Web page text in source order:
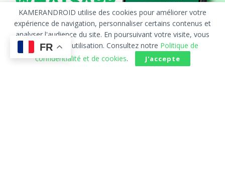
FR
KAMERANDROID utilise des cookies pour améliorer votre
expérience de navigation, personnaliser certains contenus et
analyser l'audience du site. En poursuivant votre visite, vous
acceptez leur utilisation. Consultez notre Politique de
confidentialité et de cookies. J'accepte